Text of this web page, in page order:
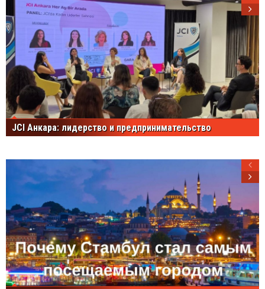
JCI Анкара: лидерство и предпринимательство